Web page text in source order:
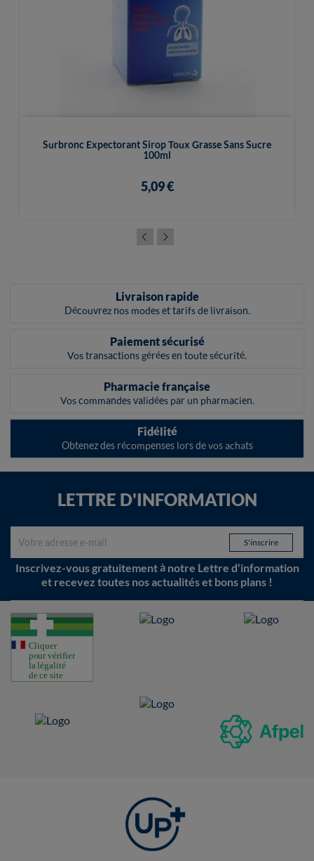
Surbronc Expectorant Sirop Toux Grasse Sans Sucre
100ml
5,09 €
Livraison rapide
Découvrez nos modes et tarifs de livraison.
Paiement sécurisé
Vos transactions gérées en toute sécurité.
Pharmacie française
Vos commandes validées par un pharmacien.
Fidélité
Obtenez des récompenses lors de vos achats
LETTRE D'INFORMATION
Inscrivez-vous gratuitement à notre Lettre d'information
et recevez toutes nos actualités et bons plans !